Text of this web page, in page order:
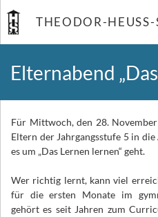
THEODOR-HEUSS-
Elternabend
Für Mittwoch, den 28.
Eltern der Jahrgangsstufe 5 in
es um „Das Lernen lernen“ geht.
Wer richtig lernt, kann viel
für die ersten Monate im
gehört es seit Jahren zum